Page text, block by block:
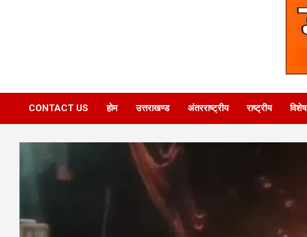
CONTACT US होम उत्तराखण्ड अंतरराष्ट्रीय राष्ट्रीय विशेष